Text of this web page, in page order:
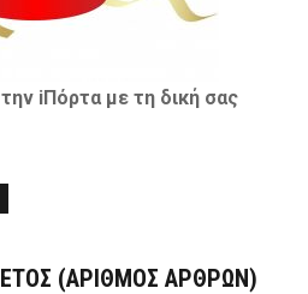
iΠόρτα με τη δική σας
(ΑΡΙΘΜΟΣ ΑΡΘΡΩΝ)